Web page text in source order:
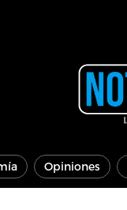
Opiniones